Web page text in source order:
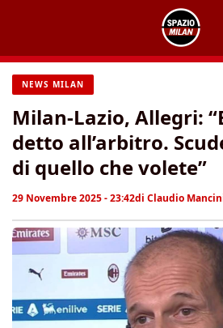
contenuto
NEWS MILAN
Milan-Lazio, Allegri:
detto all’arbitro.
di quello che volete”
29 Novembre 2025 - 23:42di Claudio